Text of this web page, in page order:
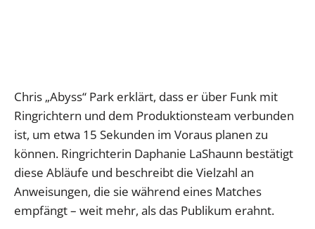
Chris „Abyss“ Park erklärt, dass er über Funk mit
Ringrichtern und dem Produktionsteam verbunden
ist, um etwa 15 Sekunden im Voraus planen zu
können. Ringrichterin Daphanie LaShaunn bestätigt
diese Abläufe und beschreibt die Vielzahl an
Anweisungen, die sie während eines Matches
empfängt – weit mehr, als das Publikum erahnt.